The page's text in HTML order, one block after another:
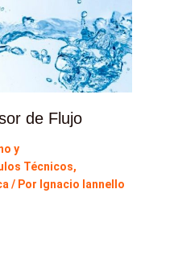
de Flujo
y
Técnicos,
/ Por Ignacio Iannello